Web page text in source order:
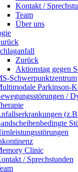
Kontakt /
Team
Über uns
Zurück
Aktionstag gegen
Schwerpunktzentrum
Parkinson-
/
Clinic
/ Sprechstunden